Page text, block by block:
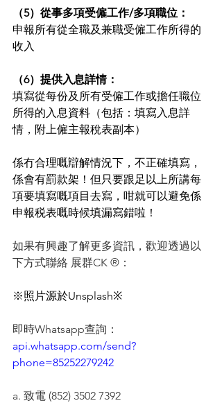
（5）從事多項受僱工作/多項職位：
申報所有從全職及兼職受僱工作所得的
收入
（6）提供入息詳情：
填寫從每份及所有受僱工作或擔任職位
所得的入息資料（包括：填寫入息詳
情，附上僱主報稅表副本）
係冇合理嘅辯解情況下，不正確填寫，
係會有罰款架！但只要跟足以上所講每
項要填寫嘅項目去寫，咁就可以避免係
申報税表嘅時候填漏寫錯啦！
如果有興趣了解更多資訊，歡迎透過以
下方式聯絡 展群CK ®：
※照片源於Unsplash※
即時Whatsapp查詢：
api.whatsapp.com/send?
phone=85252279242
a. 致電 (852) 3502 7392